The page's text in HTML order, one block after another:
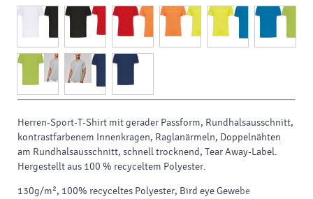
Herren-Sport-T-Shirt mit gerader Passform, Rundhalsausschnitt,
kontrastfarbenem Innenkragen, Raglanärmeln, Doppelnähten
am Rundhalsausschnitt, schnell trocknend, Tear Away-Label.
Hergestellt aus 100 % recyceltem Polyester.
130g/m², 100% recyceltes Polyester, Bird eye Gewebe